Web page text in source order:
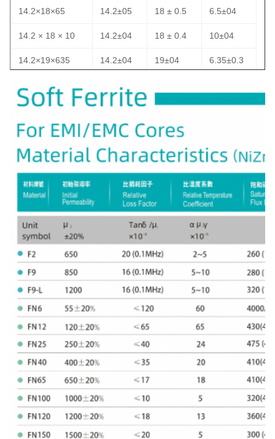
14.2×18×65 14.2±05 18 ± 0.5 6.5±04
14.2 × 18 × 10 14.2±04 18 ± 0.4 10±04
14.2×19×635 14.2±04 19±04 6.35±0.3
14.2×20×635 14.2±05
14.2×20×72 14.2±05
14.2 × 20 × 9 14.2±04 20±05
14.2×20×10 14.2±04 20±05 10±04
14.2×23×82 14.2±04 23±05 8.2±03
14.2×23×75 14.2±05 23±06 7.5±04
14.2×23.5×67
14.2×23.5×8 14.2±05 23.5±06
14.2×23.5×9 14.2±04 23.5±05 9±03
14.2×24×635
14.2 × 24 × 9
14x24x95 14±05 24±06 9.5±05
14.2×25×7
14.2×25×75 14.2±05
14.2×25×8 14.2±05 25±06 8±04